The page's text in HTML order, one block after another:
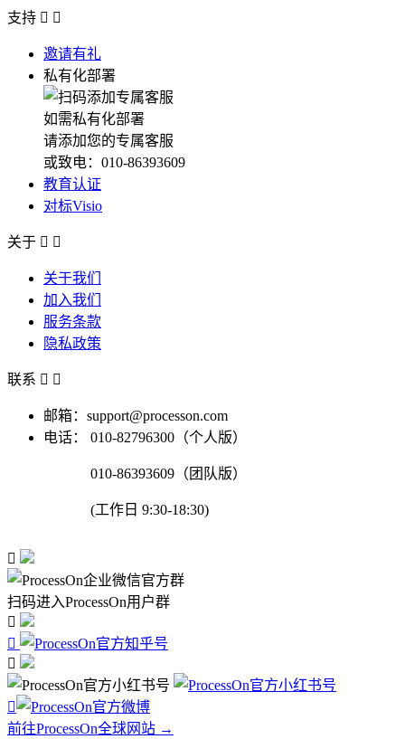
支持  
邀请有礼
私有化部署
如需私有化部署
请添加您的专属客服
或致电：010-86393609
教育认证
对标Visio
关于  
关于我们
加入我们
服务条款
隐私政策
联系  
邮箱：support@processon.com
电话：
010-82796300（个人版）
010-86393609（团队版）
(工作日 9:30-18:30)

扫码进入ProcessOn用户群




前往ProcessOn全球网站 →